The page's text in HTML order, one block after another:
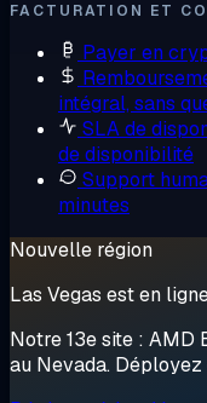
FACTURATION ET
Payer en
intégral, sans
SLA de
de disponibilité
Support
minutes
Nouvelle région
Las Vegas est en
Notre 13e site : AMD
au Nevada.